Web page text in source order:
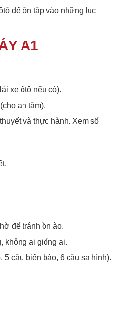
để ôn tập vào những lúc
A1
xe ôtô nếu có).
an tâm).
và thực hành. Xem số
để tránh ồn ào.
không ai giống ai.
5 câu biển báo, 6 câu sa hình).